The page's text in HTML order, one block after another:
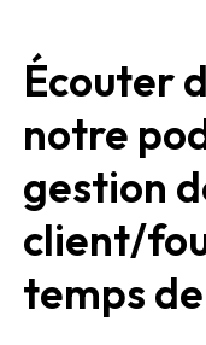
Écouter
notre
gestion
client/
temps